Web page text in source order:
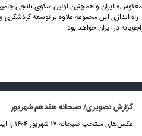
ایران و همچنین اولین سکوی بانجی
اندازی این مجموعه علاوه بر توسعه
در ایران خواهد بود.
گزارش تصویری/ صبحانه هفدهم شهریور
عکس‌های منتخب صبحانه ۱۷ شهریور ۱۴۰۴ را اینجا ببیند